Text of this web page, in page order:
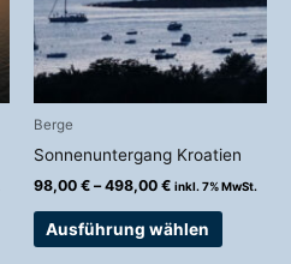
Berge
Sonnenuntergang Kroatien
98,00 € –498,00 € inkl. 7% MwSt.
Ausführung wählen
auf.
Die
Optionen
der